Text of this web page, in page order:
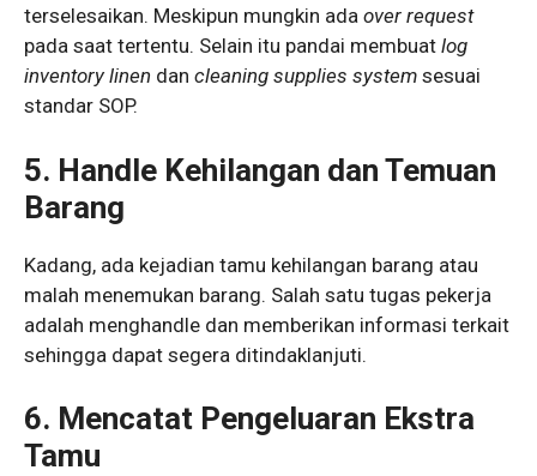
terselesaikan. Meskipun mungkin ada over request
pada saat tertentu. Selain itu pandai membuat log
inventory linen dan cleaning supplies system sesuai
standar SOP.
5. Handle Kehilangan dan Temuan
Barang
Kadang, ada kejadian tamu kehilangan barang atau
malah menemukan barang. Salah satu tugas pekerja
adalah menghandle dan memberikan informasi terkait
sehingga dapat segera ditindaklanjuti.
6. Mencatat Pengeluaran Ekstra
Tamu